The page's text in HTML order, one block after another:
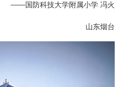
——国防科技大学附属小学 冯火
山东烟台